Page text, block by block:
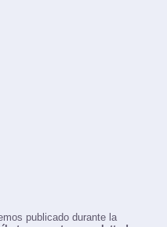
publicado durante la